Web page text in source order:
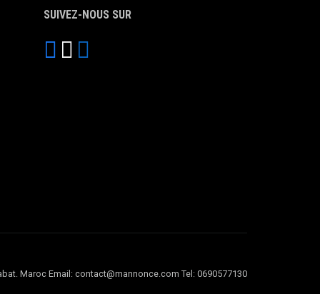
SUIVEZ-NOUS SUR
Maroc Email: contact@mannonce.com Tel: 0690577130